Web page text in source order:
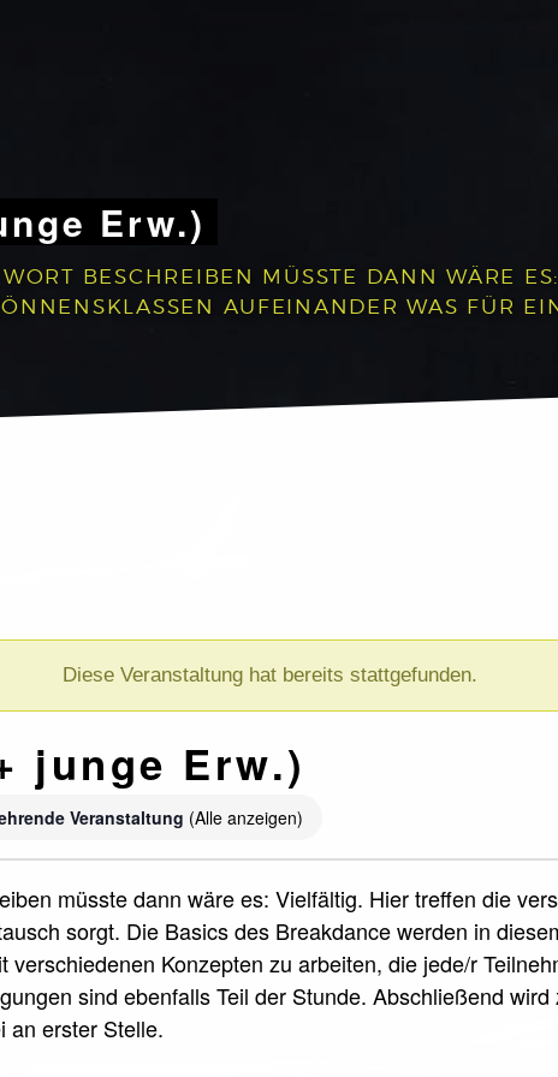
Erw.)
BESCHREIBEN MÜSSTE DANN WÄRE
AUFEINANDER WAS FÜR
Diese Veranstaltung hat bereits stattgefunden.
junge Erw.)
Veranstaltung (Alle anzeigen)
müsste dann wäre es: Vielfältig. Hier treffen die
sorgt. Die Basics des Breakdance werden in
Konzepten zu arbeiten, die jede/r
sind ebenfalls Teil der Stunde. Abschließend
an erster Stelle.